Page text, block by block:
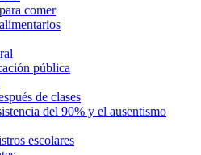
comer
pública
de clases
del 90% y el ausentismo
escolares